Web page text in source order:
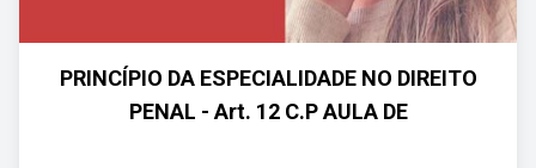
PRINCÍPIO DA ESPECIALIDADE NO DIREITO
PENAL - Art. 12 C.P AULA DE